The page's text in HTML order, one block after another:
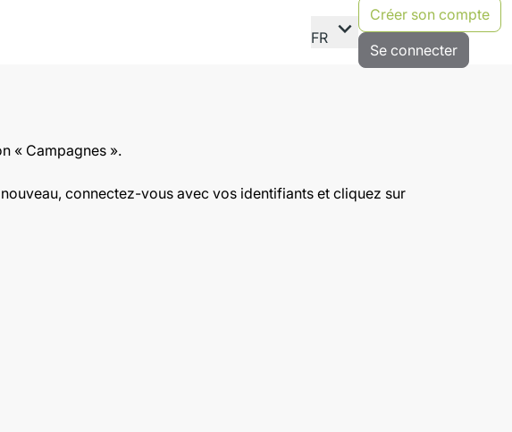
FR expand_more
Créer son compte
Se connecter
« Campagnes ».
connectez-vous avec vos identifiants et cliquez sur